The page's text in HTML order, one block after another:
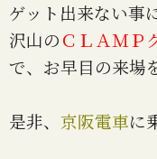
ゲット出来ない事
沢山のＣＬＡＭＰ
で、お早目の来場
是非、 京阪電車に